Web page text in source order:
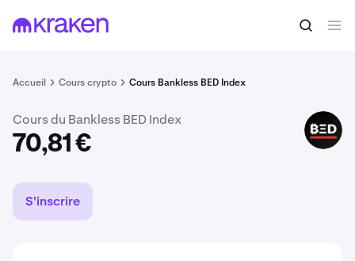
Accueil Cours crypto Cours Bankless BED Index
70,81 € Acheter du BED
Cours du Bankless BED Index
70,81 €
BED
S'inscrire